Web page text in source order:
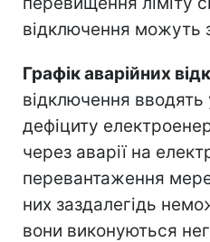
відключення можуть
Графік аварійних
відключення вводять
дефіциту
через аварії на
перевантаження
них заздалегідь
вони виконуються